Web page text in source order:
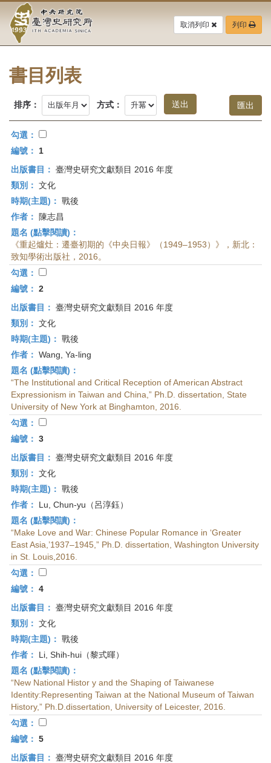
要
中
央
研
究
院-
臺
灣
史
研
究
所-
首
頁
取消列印 列印
書目列表
排序： 方式：
勾選：
編號：
1
出版書目： 臺灣史研究文獻類目 2016 年度
類別： 文化
時期(主題)： 戰後
作者：
陳志昌
題名 (點擊閱讀)：
《重起爐灶：遷臺初期的《中央日報》（1949–1953）》，新北：
致知學術出版社，2016。
勾選：
編號： 2
出版書目： 臺灣史研究文獻類目 2016 年度
類別： 文化
時期(主題)： 戰後
作者： Wang, Ya-ling
題名 (點擊閱讀)：
“The Institutional and Critical Reception of American Abstract
Expressionism in Taiwan and China,” Ph.D. dissertation, State
University of New York at Binghamton, 2016.
勾選：
編號： 3
出版書目： 臺灣史研究文獻類目 2016 年度
類別： 文化
時期(主題)： 戰後
作者：
Lu, Chun-yu（呂淳鈺）
題名 (點擊閱讀)：
“Make Love and War: Chinese Popular Romance in ‘Greater
East Asia,’1937–1945,” Ph.D. dissertation, Washington University
in St. Louis,2016.
勾選：
編號： 4
出版書目： 臺灣史研究文獻類目 2016 年度
類別： 文化
時期(主題)： 戰後
作者：
Li, Shih-hui（黎式暉）
題名 (點擊閱讀)：
“New National Histor y and the Shaping of Taiwanese
Identity:Representing Taiwan at the National Museum of Taiwan
History,” Ph.D.dissertation, University of Leicester, 2016.
勾選：
編號： 5
出版書目： 臺灣史研究文獻類目 2016 年度